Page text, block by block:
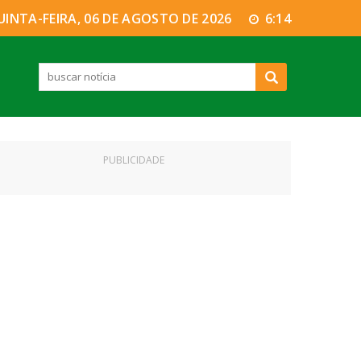
FEIRA, 06 DE AGOSTO DE 2026 6:14
PUBLICIDADE